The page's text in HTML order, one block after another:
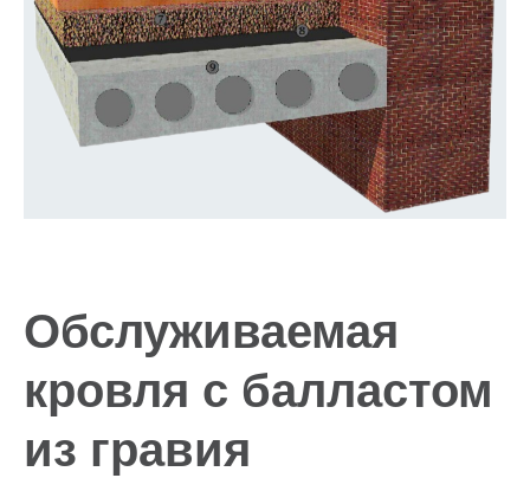
Обслуживаемая
кровля с балластом
из гравия